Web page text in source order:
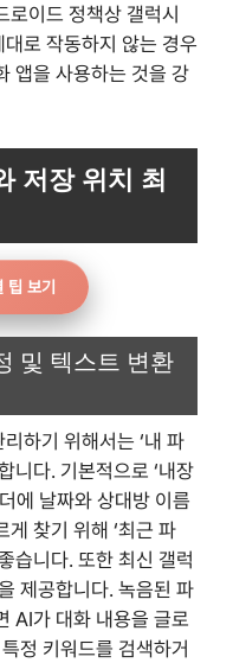
로이드 정책상 갤럭시
로 작동하지 않는 경우
앱을 사용하는 것을 강
저장 위치 최
팁 보기
및 텍스트 변환
하기 위해서는 ‘내 파
니다. 기본적으로 ‘내장
에 날짜와 상대방 이름
찾기 위해 ‘최근 파
습니다. 또한 최신 갤럭
제공합니다. 녹음된 파
AI가 대화 내용을 글로
정 키워드를 검색하거